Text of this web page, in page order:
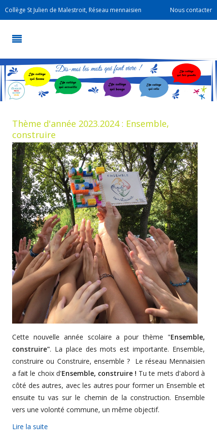
Collège St Julien de Malestroit, Réseau mennaisien Nous contacter
Thème d'année 2023.2024 : Ensemble,
construire
Cette nouvelle année scolaire a pour thème "Ensemble,
construire". La place des mots est importante. Ensemble,
construire ou Construire, ensemble ? Le réseau Mennaisien
a fait le choix d'Ensemble, construire ! Tu te mets d'abord à
côté des autres, avec les autres pour former un Ensemble et
ensuite tu vas sur le chemin de la construction. Ensemble
vers une volonté commune, un même objectif.
Lire la suite